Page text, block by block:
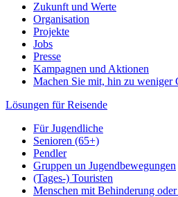
Zukunft und Werte
Organisation
Projekte
Jobs
Presse
Kampagnen und Aktionen
Machen Sie mit, hin zu weniger
Lösungen für Reisende
Für Jugendliche
Senioren (65+)
Pendler
Gruppen un Jugendbewegungen
(Tages-) Touristen
Menschen mit Behinderung